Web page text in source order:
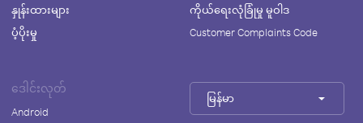
နှုန်းထားများ
ပံ့ပိုးမှု
ကိုယ်ရေးလုံခြုံမှု မူဝါဒ
Customer Complaints Code
ဒေါင်းလုတ်
Android
မြန်မာ